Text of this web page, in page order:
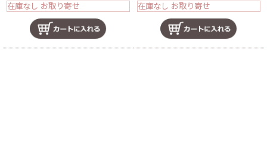
在庫なし お取り寄せ 在庫なし お取り寄せ